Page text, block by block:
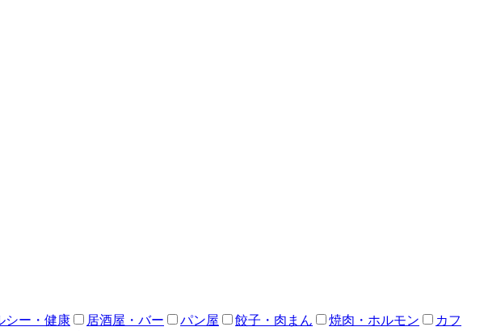
シー・健康 居酒屋・バー パン屋 餃子・肉まん 焼肉・ホルモン
カフ